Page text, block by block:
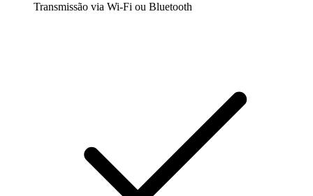
Transmissão via Wi-Fi ou Bluetooth